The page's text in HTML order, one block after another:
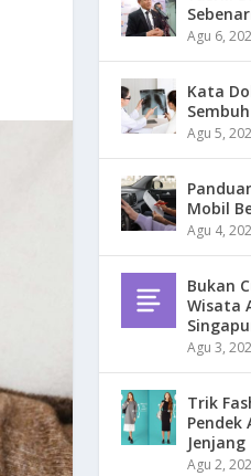
Agu 6,
Kata
Agu 5,
Mobil
Agu 4,
Bukan
Wisata
Agu 3,
Trik
Pendek
Jenjang
Agu 2,